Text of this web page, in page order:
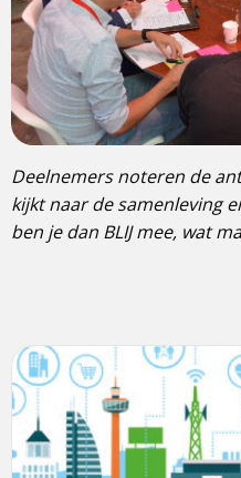
Deelnemers noteren de
kijkt naar de samenleving
ben je dan BLIJ mee, wat
Lees
meer
over
Toekomstverkenning
brandweer